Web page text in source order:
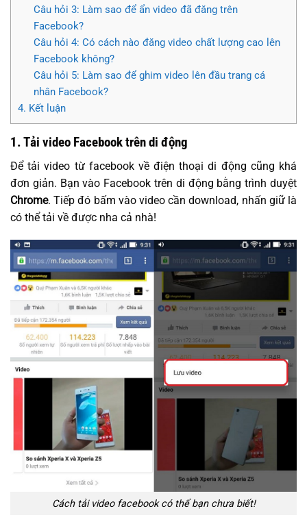
Câu hỏi 3: Làm sao để ẩn video đã đăng trên
Facebook?
Câu hỏi 4: Có cách nào đăng video chất lượng cao lên
Facebook không?
Câu hỏi 5: Làm sao để ghim video lên đầu trang cá
nhân Facebook?
4. Kết luận
1. Tải video Facebook trên di động
Để tải video từ facebook về điện thoại di động cũng khá
đơn giản. Bạn vào Facebook trên di động bằng trình duyệt
Chrome. Tiếp đó bấm vào video cần download, nhấn giữ là
có thể tải về được nha cả nhà!
Cách tải video facebook có thể bạn chưa biết!